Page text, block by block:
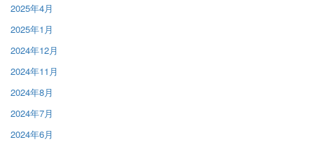
2025年4月
2025年1月
2024年12月
2024年11月
2024年8月
2024年7月
2024年6月